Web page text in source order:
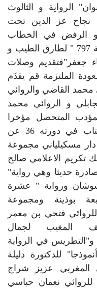
الرواية و الثالوث
نجاح عز الدين تحت
و الرفض في الخطاب
السردي من خلال روايتي " الرحلة 797 " لطارق الطيب و
جعفر"فتقديم وصلات
الملتزمة قم يقدّم
القاضي والروائي
و الروائي محمد
المتحصل مؤخرا
على جائزة المعرض الدولي للكتاب في دورته 36 عن
مسكيلياني مجموعة
تكريم الاعلامي صالح
حديثا وهي رواية"
ورواية " عشرة
بوذينة ومجموعة
فتحي بن معمر
المغيب لجمال
و"التطريس في الرواية
للدكتورة دليلة
المغربي عزيز شراج
نعمان حباسي